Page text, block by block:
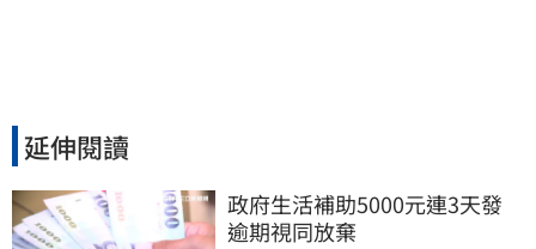
延伸閱讀
政府生活補助5000元連3天發
逾期視同放棄